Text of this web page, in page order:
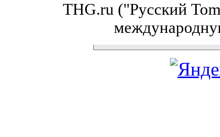
THG.ru ("Русский